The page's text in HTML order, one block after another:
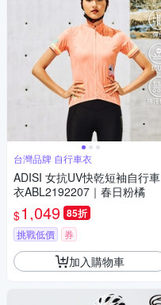
台灣品牌 自行車衣
ADISI 女抗UV快乾短袖自行車
衣ABL2192207｜春日粉橘
$1,049 85折
挑戰低價 券
加入購物車